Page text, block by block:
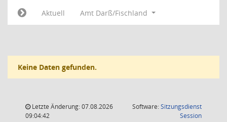
Aktuell
Amt Darß/Fischland
Keine Daten gefunden.
Letzte Änderung: 07.08.2026
09:04:42
Software:Sitzungsdienst
Session(Wird in